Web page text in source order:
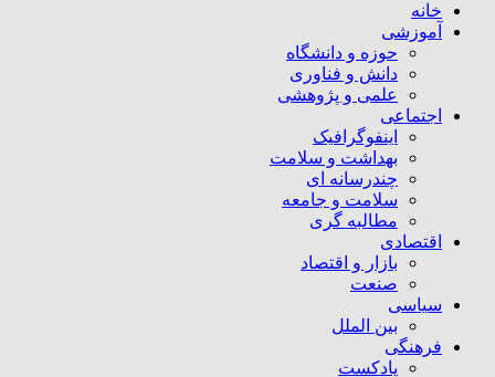
خانه
آموزشی
حوزه و دانشگاه
دانش و فناوری
علمی و پژوهشی
اجتماعی
اینفوگرافیک
بهداشت و سلامت
چندرسانه ای
سلامت و جامعه
مطالبه گری
اقتصادی
بازار و اقتصاد
صنعت
سیاسی
بین الملل
فرهنگی
پادکست